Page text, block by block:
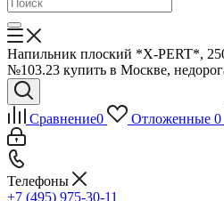
Напильник плоский *X-PERT*,
№103.23 купить в Москве,
Сравнение0 Отложенные 0
Телефоны
+7 (495) 975-30-11